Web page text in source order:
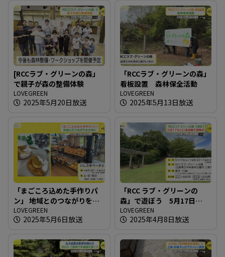
[RCCラブ・グリーンの森」
で親子が森の整備体験
LOVEGREEN
2025年5月20日放送
「RCCラブ・グリーンの森」
看板設置 森林保全活動
LOVEGREEN
2025年5月13日放送
「まごころ込めた手作りパ
ン」 地域とのつながりを大
切に
LOVEGREEN
2025年5月6日放送
「RCC ラブ・グリーンの
森」で遊ぼう 5月17日
（土）参加親子募集中
LOVEGREEN
2025年4月8日放送